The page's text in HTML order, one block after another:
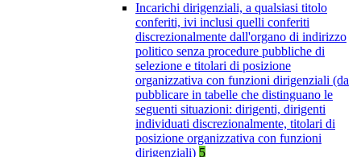
Incarichi dirigenziali, a qualsiasi titolo
conferiti, ivi inclusi quelli conferiti
discrezionalmente dall'organo di indirizzo
politico senza procedure pubbliche di
selezione e titolari di posizione
organizzativa con funzioni dirigenziali (da
pubblicare in tabelle che distinguano le
seguenti situazioni: dirigenti, dirigenti
individuati discrezionalmente, titolari di
posizione organizzativa con funzioni
dirigenziali) 5